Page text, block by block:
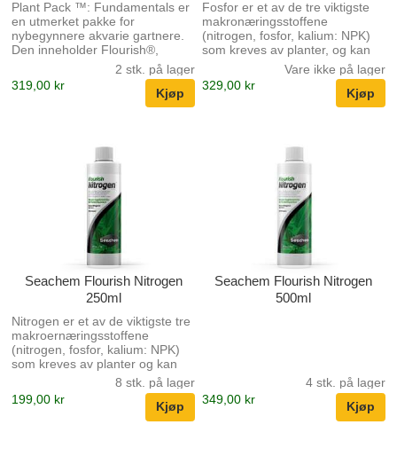
Plant Pack ™: Fundamentals er
en utmerket pakke for
nybegynnere akvarie gartnere.
Den inneholder Flourish®,
Flourish Iron ™, Flourish Excel
2 stk. på lager
319,00 kr
Fosfor er et av de tre viktigste
makronæringsstoffene
(nitrogen, fosfor, kalium: NPK)
som kreves av planter, og kan
ofte bli den begrensende
faktoren for vekst i et
fiskesystem. Flourish
Phosphorus ™ er en sikker
gjetningsarbeidet ut av dosering
av fosfat. I motsetning til
konkurrerende produkter som
blander nitrat og fosfat i et fast
forhold, tillater Flourish
Phosphorus ™ (å være
nitratfritt) å dosere fosfor i
henhold til plantens behov ute...
Vare ikke på lager
329,00 kr
Seachem Flourish Nitrogen
250ml
Nitrogen er et av de viktigste tre
makroernæringsstoffene
(nitrogen, fosfor, kalium: NPK)
som kreves av planter og kan
ofte bli den begrensende
faktoren for vekst i et
blomstrende system. Flourish
Nitrogen ™ er en konsentrert
8 stk. på lager
199,00 kr
Seachem Flourish Nitrogen
500ml
4 stk. på lager
349,00 kr